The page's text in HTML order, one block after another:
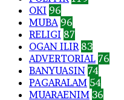
OKI 96
MUBA 96
RELIGI 87
OGAN ILIR 83
ADVERTORIAL 76
BANYUASIN 74
PAGARALAM 54
MUARAENIM 36